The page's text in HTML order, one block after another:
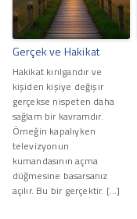
Gerçek ve Hakikat
Hakikat kırılgandır ve
kişiden kişiye değişir
gerçekse nispeten daha
sağlam bir kavramdır.
Örneğin kapalıyken
televizyonun
kumandasının açma
düğmesine basarsanız
açılır. Bu bir gerçektir. […]